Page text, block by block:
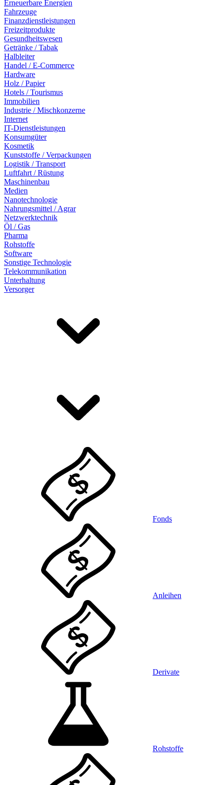
Erneuerbare Energien
Fahrzeuge
Finanzdienstleistungen
Freizeitprodukte
Gesundheitswesen
Getränke / Tabak
Halbleiter
Handel / E-Commerce
Hardware
Holz / Papier
Hotels / Tourismus
Immobilien
Industrie / Mischkonzerne
Internet
IT-Dienstleistungen
Konsumgüter
Kosmetik
Kunststoffe / Verpackungen
Logistik / Transport
Luftfahrt / Rüstung
Maschinenbau
Medien
Nanotechnologie
Nahrungsmittel / Agrar
Netzwerktechnik
Öl / Gas
Pharma
Rohstoffe
Software
Sonstige Technologie
Telekommunikation
Unterhaltung
Versorger
Fonds
Anleihen
Derivate
Rohstoffe